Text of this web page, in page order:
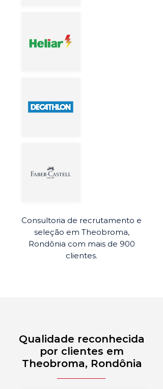
Consultoria de recrutamento e
seleção em Theobroma,
Rondônia com mais de 900
clientes.
Qualidade reconhecida
por clientes em
Theobroma, Rondônia